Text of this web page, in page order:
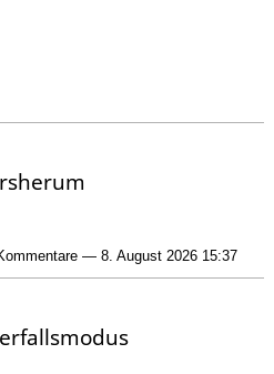
— 8. August 2026 15:37